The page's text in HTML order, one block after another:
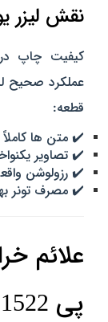
نقش لیزر
کیفیت چاپ در
عملکرد صحیح
قطعه:
✔️ متن‌ ها
✔️ تصاویر
✔️ رزولوشن
✔️ مصرف تونر
علائم
پی 1522